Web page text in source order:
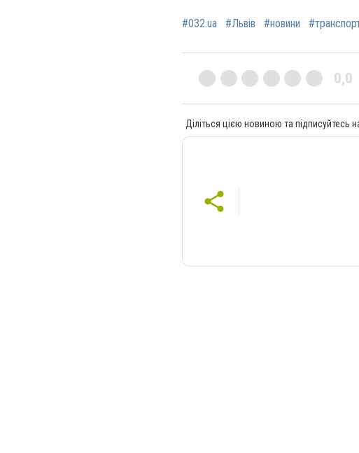
#032.ua #Львів #новини
0,0
Діліться цією новиною та підписуйтесь